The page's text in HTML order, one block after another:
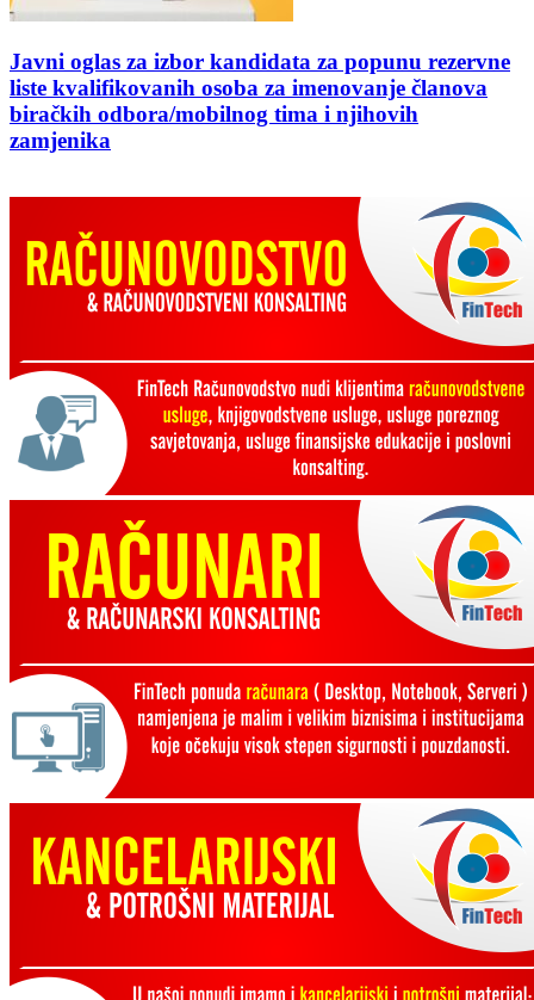
Javni oglas za izbor kandidata za popunu rezervne
liste kvalifikovanih osoba za imenovanje članova
biračkih odbora/mobilnog tima i njihovih
zamjenika